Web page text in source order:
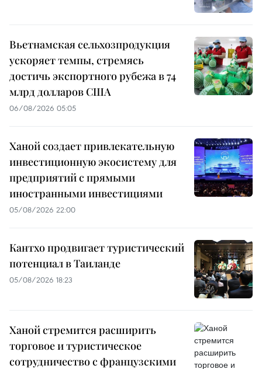
Вьетнамская сельхозпродукция
ускоряет темпы, стремясь
достичь экспортного рубежа в 74
млрд долларов США
06/08/2026 05:05
Ханой создает привлекательную
инвестиционную экосистему для
предприятий с прямыми
иностранными инвестициями
05/08/2026 22:00
Кантхо продвигает туристический
потенциал в Таиланде
05/08/2026 18:23
Ханой стремится расширить
торговое и туристическое
сотрудничество с французскими